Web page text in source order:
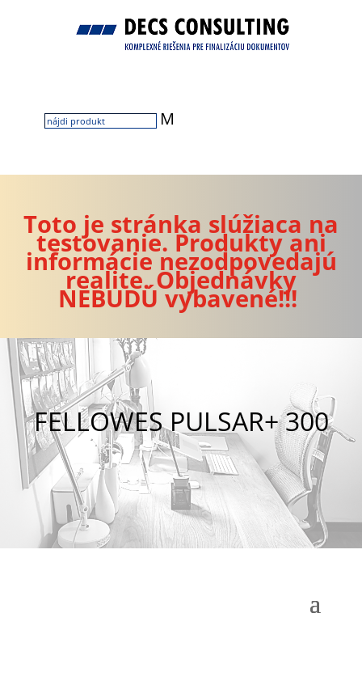
M
Toto je stránka slúžiaca na
testovanie. Produkty ani
informácie nezodpovedajú
realite. Objednávky
NEBUDÚ vybavené!!!
FELLOWES PULSAR+ 300